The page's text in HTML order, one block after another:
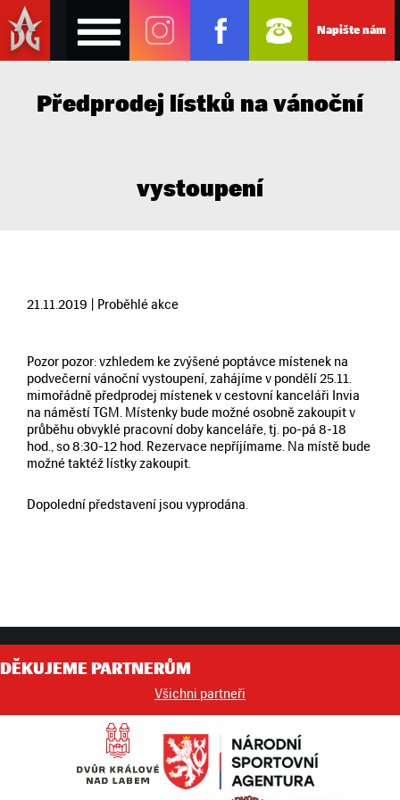
Napište nám
Předprodej lístků na vánoční
vystoupení
21.11.2019 | Proběhlé akce
Pozor pozor: vzhledem ke zvýšené poptávce místenek na
podvečerní vánoční vystoupení, zahájíme v pondělí 25.11.
mimořádně předprodej místenek v cestovní kanceláři Invia
na náměstí TGM. Místenky bude možné osobně zakoupit v
průběhu obvyklé pracovní doby kanceláře, tj. po-pá 8-18
hod., so 8:30-12 hod. Rezervace nepříjímame. Na místě bude
možné taktéž lístky zakoupit.
Dopolední představení jsou vyprodána.
DĚKUJEME PARTNERŮM
Všichni partneři